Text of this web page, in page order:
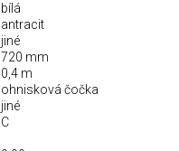
bílá
antracit
jiné
720 mm
0,4 m
ohnisková čočka
jiné
C